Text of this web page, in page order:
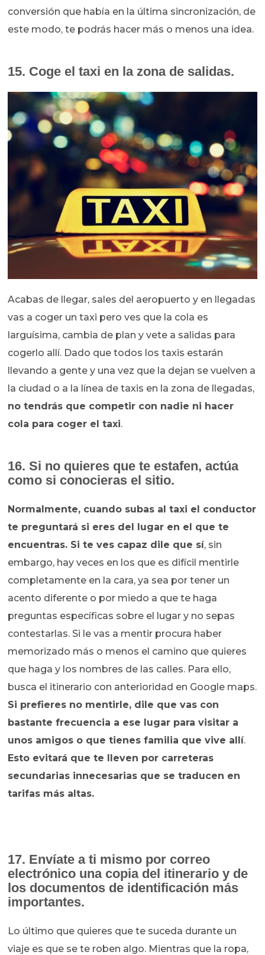
conversión que había en la última sincronización, de
este modo, te podrás hacer más o menos una idea.
15. Coge el taxi en la zona de salidas.
Acabas de llegar, sales del aeropuerto y en llegadas
vas a coger un taxi pero ves que la cola es
larguísima, cambia de plan y vete a salidas para
cogerlo allí. Dado que todos los taxis estarán
llevando a gente y una vez que la dejan se vuelven a
la ciudad o a la línea de taxis en la zona de llegadas,
no tendrás que competir con nadie ni hacer
cola para coger el taxi.
16. Si no quieres que te estafen, actúa
como si conocieras el sitio.
Normalmente, cuando subas al taxi el conductor
te preguntará si eres del lugar en el que te
encuentras. Si te ves capaz dile que sí, sin
embargo, hay veces en los que es difícil mentirle
completamente en la cara, ya sea por tener un
acento diferente o por miedo a que te haga
preguntas específicas sobre el lugar y no sepas
contestarlas. Si le vas a mentir procura haber
memorizado más o menos el camino que quieres
que haga y los nombres de las calles. Para ello,
busca el itinerario con anterioridad en Google maps.
Si prefieres no mentirle, dile que vas con
bastante frecuencia a ese lugar para visitar a
unos amigos o que tienes familia que vive allí.
Esto evitará que te lleven por carreteras
secundarias innecesarias que se traducen en
tarifas más altas.
17. Envíate a ti mismo por correo
electrónico una copia del itinerario y de
los documentos de identificación más
importantes.
Lo último que quieres que te suceda durante un
viaje es que se te roben algo. Mientras que la ropa,